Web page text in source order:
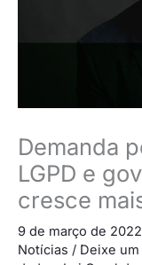
Demanda
LGPD e
cresce
9 de março de 2022
Notícias / Deixe